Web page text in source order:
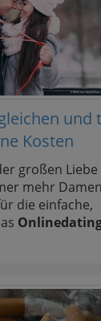
und
Kosten
großen Liebe
mehr
die einfache,